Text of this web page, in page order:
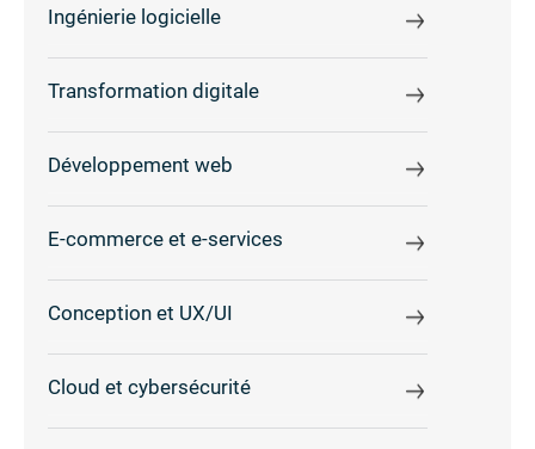
Ingénierie logicielle
Transformation digitale
Développement web
E-commerce et e-services
Conception et UX/UI
Cloud et cybersécurité